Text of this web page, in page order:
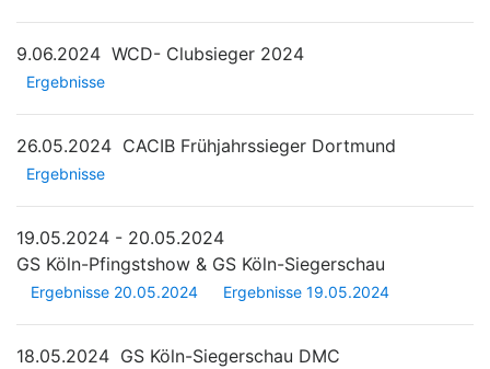
9.06.2024 WCD- Clubsieger 2024
Ergebnisse
26.05.2024 CACIB Frühjahrssieger Dortmund
Ergebnisse
19.05.2024 - 20.05.2024
GS Köln-Pfingstshow & GS Köln-Siegerschau
Ergebnisse 20.05.2024 Ergebnisse 19.05.2024
18.05.2024 GS Köln-Siegerschau DMC